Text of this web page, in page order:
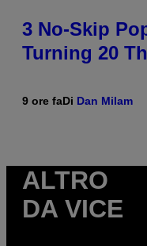
3 No-Skip
Turning 20
9 ore faDi Dan Milam
ALTRO
DA VICE